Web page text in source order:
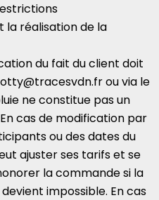
réalisation de la
du fait du client doit
ou via le
ne constitue pas un
cas de modification par
ou des dates du
ajuster ses tarifs et se
la commande si la
impossible. En cas